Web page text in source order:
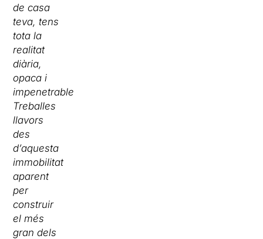
de casa
teva, tens
tota la
realitat
diària,
opaca i
impenetrable.
Treballes
llavors
des
d’aquesta
immobilitat
aparent
per
construir
el més
gran dels